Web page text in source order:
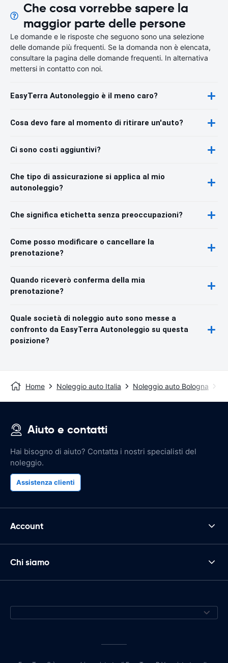
Che cosa vorrebbe sapere la
maggior parte delle persone
Le domande e le risposte che seguono sono una selezione
delle domande più frequenti. Se la domanda non è elencata,
consultare la pagina delle domande frequenti. In alternativa
mettersi in contatto con noi.
EasyTerra Autonoleggio è il meno caro?
Cosa devo fare al momento di ritirare un'auto?
Ci sono costi aggiuntivi?
Che tipo di assicurazione si applica al mio
autonoleggio?
Che significa etichetta senza preoccupazioni?
Come posso modificare o cancellare la
prenotazione?
Quando riceverò conferma della mia
prenotazione?
Quale società di noleggio auto sono messe a
confronto da EasyTerra Autonoleggio su questa
posizione?
Home Noleggio auto Italia Noleggio auto Bologna
Aiuto e contatti
Hai bisogno di aiuto? Contatta i nostri specialisti del
noleggio.
Assistenza clienti
Account
Chi siamo